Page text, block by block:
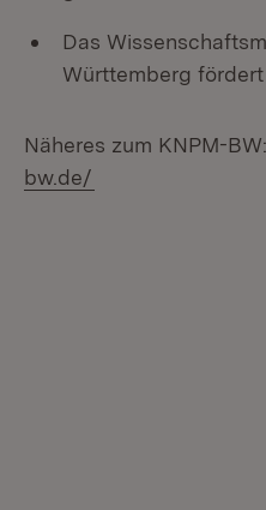
Das
Württemberg fördert
Näheres zum KNPM-BW:
bw.de/